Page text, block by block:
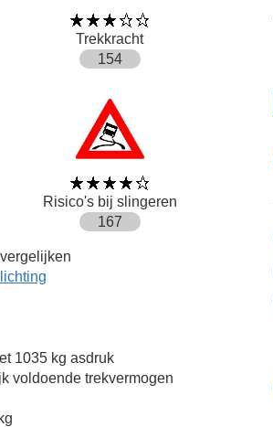
Trekkracht
154
Risico's bij slingeren
167
1035 kg asdruk
voldoende trekvermogen